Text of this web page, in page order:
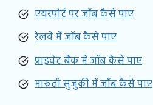
एयरपोर्ट पर जॉब कैसे पाए
रेलवे में जॉब कैसे पाए
प्राइवेट बैंक में जॉब कैसे पाए
मारुती सुजुकी में जॉब कैसे पाए